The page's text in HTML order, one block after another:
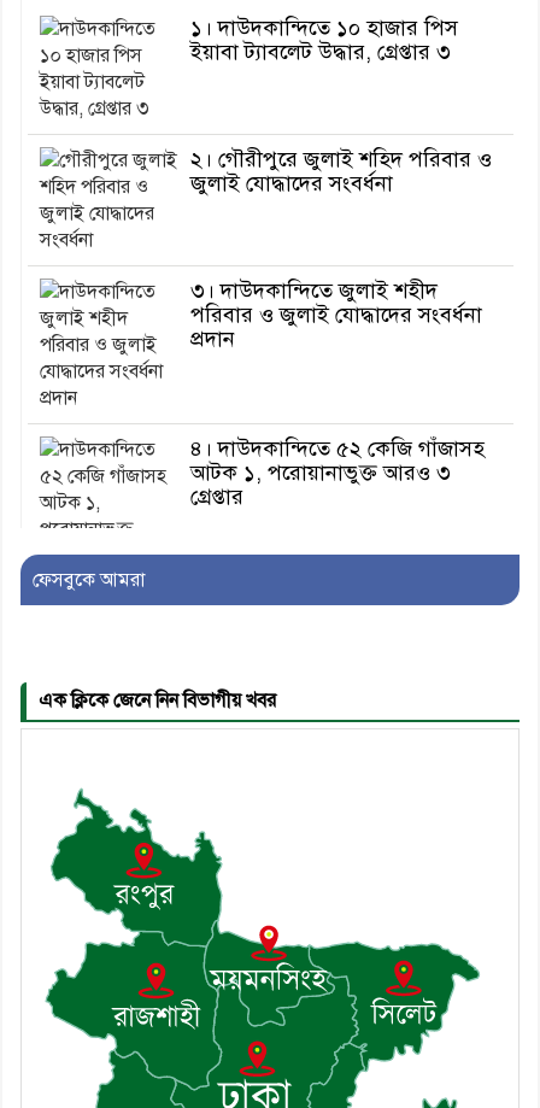
১। দাউদকান্দিতে ১০ হাজার পিস
ইয়াবা ট্যাবলেট উদ্ধার, গ্রেপ্তার ৩
২। গৌরীপুরে জুলাই শহিদ পরিবার ও
জুলাই যোদ্ধাদের সংবর্ধনা
৩। দাউদকান্দিতে জুলাই শহীদ
পরিবার ও জুলাই যোদ্ধাদের সংবর্ধনা
প্রদান
৪। দাউদকান্দিতে ৫২ কেজি গাঁজাসহ
আটক ১, পরোয়ানাভুক্ত আরও ৩
গ্রেপ্তার
৫। মেঘনা উপজেলা বিএনপির নতুন
৬। জেলা পুলিশ সুপার থেকে সম্মাননা
পেলেন দাউদকান্দি মডেল থানার
৭। দাউদকান্দিতে উপজেলা আইন-
শৃঙ্খলা কমিটির মাসিক সভা অনুষ্ঠিত
৮। দাউদকান্দিতে মুচি সম্প্রদায়ের
খোঁজখবর নিলেন ড. খন্দকার মারুফ
হোসেন
ফেসবুকে আমরা
এক ক্লিকে জেনে নিন বিভাগীয় খবর